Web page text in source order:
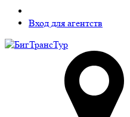
Вход для агентств